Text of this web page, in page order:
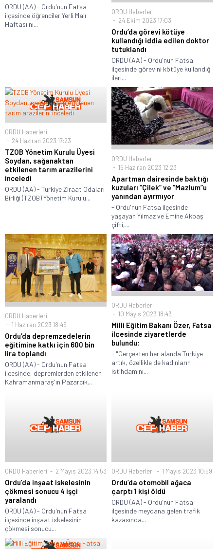
ORDU (AA) - Ordu'nun Fatsa
ilçesinde öğrenciler Yerli Malı
Haftası'nı...
ORDU Haberleri
24 Ekim 2023 17:03
Ordu’da görevi kötüye
kullandığı iddia edilen doktor
tutuklandı
ORDU (AA) - Ordu'nun Fatsa
ilçesinde görevini kötüye kullandığı
ileri...
ORDU Haberleri
24 Haziran 2023 17:23
TZOB Yönetim Kurulu Üyesi
Soydan, sağanaktan
etkilenen tarım arazilerini
inceledi
ORDU (AA) - Türkiye Ziraat Odaları
Birliği (TZOB) Yönetim Kurulu...
ORDU Haberleri
15 Haziran 2023 12:23
Apartman dairesinde baktığı
kuzuları “Çilek” ve “Mazlum”u
yanından ayırmıyor
- Ordu'nun Fatsa ilçesinde
yaşayan Yılmaz ve Emine Akbaş
çifti,...
ORDU Haberleri
1 Haziran 2023 18:49
Ordu’da depremzedelerin
eğitimine katkı için 600 bin
lira toplandı
ORDU (AA) - Ordu'nun Fatsa
ilçesinde, depremlerden etkilenen
Kahramanmaraş'ın Pazarcık...
ORDU Haberleri
10 Mayıs 2023 18:43
Milli Eğitim Bakanı Özer, Fatsa
ilçesinde ziyaretlerde
bulundu:
- "Gerçekten her alanda Türkiye
artık, özellikle de kadınların
istihdamını...
ORDU Haberleri 2 Mayıs 2023 14:53
Ordu’da inşaat iskelesinin
çökmesi sonucu 4 işçi
yaralandı
ORDU (AA) - Ordu'nun Fatsa
ilçesinde inşaat iskelesinin
çökmesi sonucu...
ORDU Haberleri 1 Mayıs 2023 10:59
Ordu’da otomobil ağaca
çarptı 1 kişi öldü
ORDU (AA) - Ordu'nun Fatsa
ilçesinde meydana gelen trafik
kazasında...